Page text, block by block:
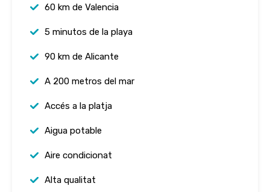
60 km de Valencia
5 minutos de la playa
90 km de Alicante
A 200 metros del mar
Accés a la platja
Aigua potable
Aire condicionat
Alta qualitat